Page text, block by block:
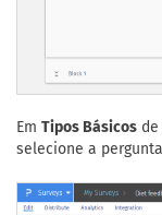
Em Tipos Básicos
selecione a pergunta